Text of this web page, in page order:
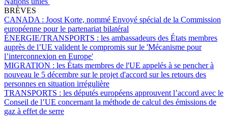
BRÈVES
CANADA : Joost Korte, nommé Envoyé spécial de la Commission
européenne pour le partenariat bilatéral
ÉNERGIE/TRANSPORTS : les ambassadeurs des États membres
auprès de l’UE valident le compromis sur le 'Mécanisme pour
l’interconnexion en Europe'
MIGRATION : les États membres de l'UE appelés à se pencher à
nouveau le 5 décembre sur le projet d'accord sur les retours des
personnes en situation irrégulière
TRANSPORTS : les députés européens approuvent l’accord avec le
Conseil de l’UE concernant la méthode de calcul des émissions de
gaz à effet de serre